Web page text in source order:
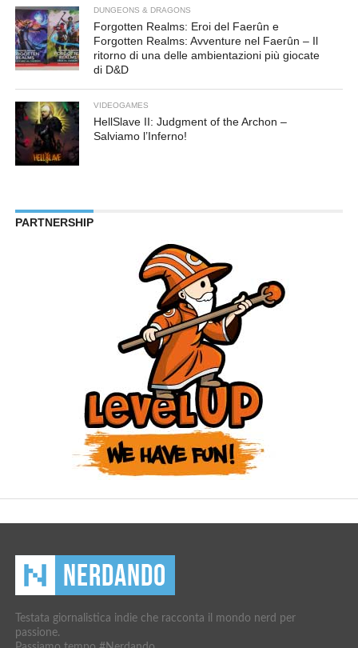
DUNGEONS & DRAGONS
Forgotten Realms: Eroi del Faerûn e
Forgotten Realms: Avventure nel Faerûn – Il
ritorno di una delle ambientazioni più giocate
di D&D
VIDEOGAMES
HellSlave II: Judgment of the Archon –
Salviamo l’Inferno!
PARTNERSHIP
Testata giornalistica indie che racconta il mondo nerd per
passione.